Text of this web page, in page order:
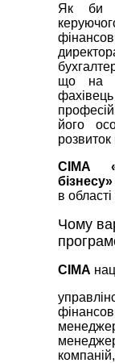
Як би
що на
його
розвиток
CIMA
бізнесу»
в
Чому
CIMA
компаній,